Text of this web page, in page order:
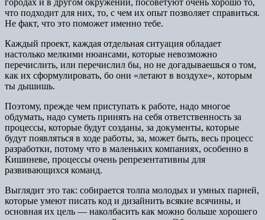
городах и в другом окружении, посоветуют очень хорошо то,
что подходит для них, то, с чем их опыт позволяет справиться.
Не факт, что это поможет именно тебе.
Каждый проект, каждая отдельная ситуация обладает
настолько мелкими нюансами, которые невозможно
перечислить, или перечислил бы, но не догадываешься о том,
как их сформулировать, бо они «летают в воздухе», которым
ты дышишь.
Поэтому, прежде чем приступать к работе, надо многое
обдумать, надо суметь принять на себя ответственность за
процессы, которые будут созданы, за документы, которые
будут появляться в ходе работы, за, может быть, весь процесс
разработки, потому что в маленьких компаниях, особенно в
Кишиневе, процессы очень репрезентативны для
развивающихся команд.
Выглядит это так: собирается толпа молодых и умных парней,
которые умеют писать код и дизайнить всякие всячины, и
основная их цель — наколбасить как можно больше хорошего